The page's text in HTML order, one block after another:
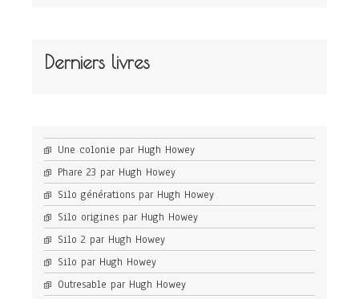
Derniers livres
Une colonie par Hugh Howey
Phare 23 par Hugh Howey
Silo générations par Hugh Howey
Silo origines par Hugh Howey
Silo 2 par Hugh Howey
Silo par Hugh Howey
Outresable par Hugh Howey